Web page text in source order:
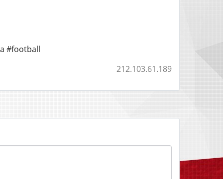
#football
212.103.61.189